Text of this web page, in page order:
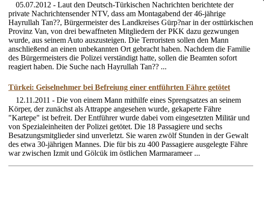
05.07.2012 - Laut den Deutsch-Türkischen Nachrichten berichtete der
private Nachrichtensender NTV, dass am Montagabend der 46-jährige
Hayrullah Tan??, Bürgermeister des Landkreises Gürp?nar in der osttürkischen
Provinz Van, von drei bewaffneten Mitgliedern der PKK dazu gezwungen
wurde, aus seinem Auto auszusteigen. Die Terroristen sollen den Mann
anschließend an einen unbekannten Ort gebracht haben. Nachdem die Familie
des Bürgermeisters die Polizei verständigt hatte, sollen die Beamten sofort
reagiert haben. Die Suche nach Hayrullah Tan?? ...
Türkei: Geiselnehmer bei Befreiung einer entführten Fähre getötet
12.11.2011 - Die von einem Mann mithilfe eines Sprengsatzes an seinem
Körper, der zunächst als Attrappe angesehen wurde, gekaperte Fähre
"Kartepe" ist befreit. Der Entführer wurde dabei vom eingesetzten Militär und
von Spezialeinheiten der Polizei getötet. Die 18 Passagiere und sechs
Besatzungsmitglieder sind unverletzt. Sie waren zwölf Stunden in der Gewalt
des etwa 30-jährigen Mannes. Die für bis zu 400 Passagiere ausgelegte Fähre
war zwischen Izmit und Gölcük im östlichen Marmarameer ...